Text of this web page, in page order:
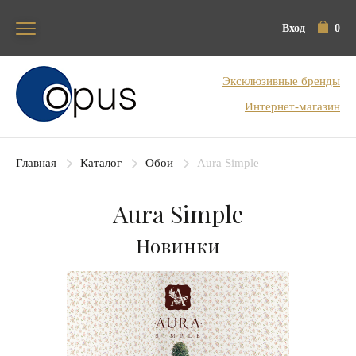
Вход 0
Блок поиска
Эксклюзивные бренды
Интернет-магазин
Главная Каталог Обои Aura Simple
Aura Simple
Новинки